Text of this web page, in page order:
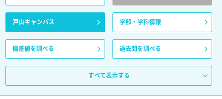
戸山キャンパス 学部・学科情報
偏差値を調べる 過去問を調べる
すべて表示する